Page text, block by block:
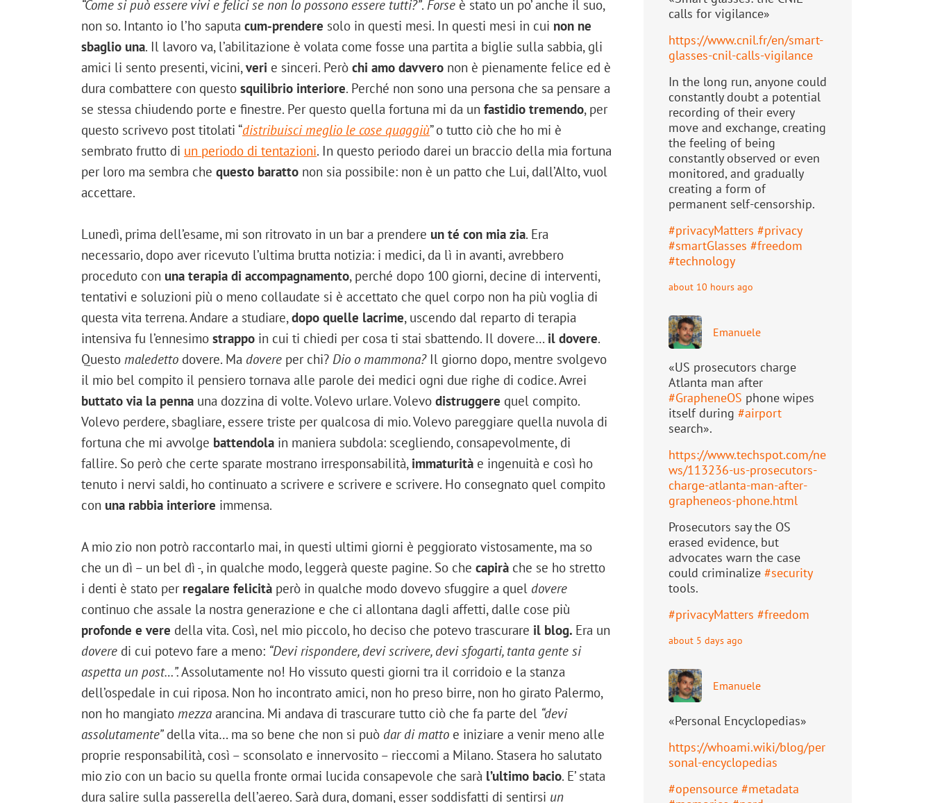
“Come si può essere vivi e felici se non lo possono essere tutti?”. Forse è stato un po’ anche il suo,
non so. Intanto io l’ho saputa cum-prendere solo in questi mesi. In questi mesi in cui non ne
sbaglio una. Il lavoro va, l’abilitazione è volata come fosse una partita a biglie sulla sabbia, gli
amici li sento presenti, vicini,veri e sinceri. Però chi amo davvero non è pienamente felice ed è
dura combattere con questo squilibrio interiore. Perché non sono una persona che sa pensare a
se stessa chiudendo porte e finestre. Per questo quella fortuna mi da un fastidio tremendo, per
questo scrivevo post titolati “distribuisci meglio le cose quaggiù” o tutto ciò che ho mi è
sembrato frutto di un periodo di tentazioni. In questo periodo darei un braccio della mia fortuna
per loro ma sembra che questo baratto non sia possibile: non è un patto che Lui, dall’Alto, vuol
accettare.
Lunedì, prima dell’esame, mi son ritrovato in un bar a prendere un té con mia zia. Era
necessario, dopo aver ricevuto l’ultima brutta notizia: i medici, da lì in avanti, avrebbero
proceduto con una terapia di accompagnamento, perché dopo 100 giorni, decine di interventi,
tentativi e soluzioni più o meno collaudate si è accettato che quel corpo non ha più voglia di
questa vita terrena. Andare a studiare,dopo quelle lacrime, uscendo dal reparto di terapia
intensiva fu l’ennesimo strappo in cui ti chiedi per cosa ti stai sbattendo. Il dovere… il dovere.
Questo maledetto dovere. Ma dovere per chi? Dio o mammona?Il giorno dopo, mentre svolgevo
il mio bel compito il pensiero tornava alle parole dei medici ogni due righe di codice. Avrei
buttato via la penna una dozzina di volte. Volevo urlare. Volevo distruggere quel compito.
Volevo perdere, sbagliare, essere triste per qualcosa di mio. Volevo pareggiare quella nuvola di
fortuna che mi avvolge battendola in maniera subdola: scegliendo, consapevolmente, di
fallire. So però che certe sparate mostrano irresponsabilità, immaturità e ingenuità e così ho
tenuto i nervi saldi, ho continuato a scrivere e scrivere e scrivere. Ho consegnato quel compito
con una rabbia interiore immensa.
A mio zio non potrò raccontarlo mai, in questi ultimi giorni è peggiorato vistosamente, ma so
che un dì – un bel dì -, in qualche modo, leggerà queste pagine. So che capirà che se ho stretto
i denti è stato per regalare felicità però in qualche modo dovevo sfuggire a quel dovere
continuo che assale la nostra generazione e che ci allontana dagli affetti, dalle cose più
profonde e vere della vita. Così, nel mio piccolo, ho deciso che potevo trascurare il blog. Era un
dovere di cui potevo fare a meno: “Devi rispondere, devi scrivere, devi sfogarti, tanta gente si
aspetta un post…”.Assolutamente no! Ho vissuto questi giorni tra il corridoio e la stanza
dell’ospedale in cui riposa. Non ho incontrato amici, non ho preso birre, non ho girato Palermo,
non ho mangiato mezza arancina. Mi andava di trascurare tutto ciò che fa parte del “devi
assolutamente”della vita… ma so bene che non si può dar di matto e iniziare a venir meno alle
proprie responsabilità, così – sconsolato e innervosito – rieccomi a Milano. Stasera ho salutato
mio zio con un bacio su quella fronte ormai lucida consapevole che sarà l’ultimo bacio. E’ stata
dura salire sulla passerella dell’aereo. Sarà dura, domani, esser soddisfatti di sentirsi un
calls for vigilance»
https://www.cnil.fr/en/smart-
glasses-cnil-calls-vigilance
In the long run, anyone could
constantly doubt a potential
recording of their every
move and exchange, creating
the feeling of being
constantly observed or even
monitored, and gradually
creating a form of
permanent self-censorship.
#privacyMatters #privacy
#smartGlasses #freedom
#technology
about 10 hours ago
Emanuele
«US prosecutors charge
Atlanta man after
#GrapheneOS phone wipes
itself during #airport
search».
https://www.techspot.com/ne
ws/113236-us-prosecutors-
charge-atlanta-man-after-
grapheneos-phone.html
Prosecutors say the OS
erased evidence, but
advocates warn the case
could criminalize #security
tools.
#privacyMatters #freedom
about 5 days ago
Emanuele
«Personal Encyclopedias»
https://whoami.wiki/blog/per
sonal-encyclopedias
#opensource #metadata